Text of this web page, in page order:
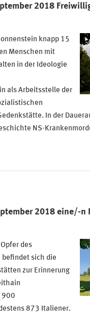
2018
knapp 15
Menschen mit
in der Ideologie
als Arbeitsstelle der
In der
NS-
2018 eine/-
des
befindet sich die
zur Erinnerung
900
873 Italiener.